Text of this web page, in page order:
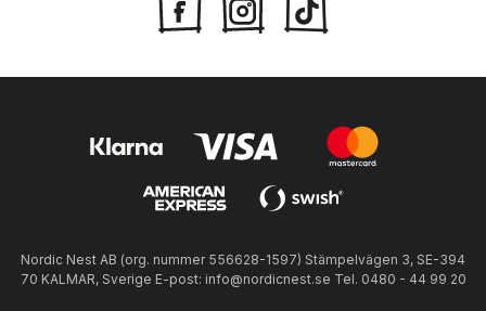
Nordic Nest AB (org. nummer 556628-1597) Stämpelvägen 3, SE-394
70 KALMAR, Sverige E-post: info@nordicnest.se Tel. 0480 - 44 99 20